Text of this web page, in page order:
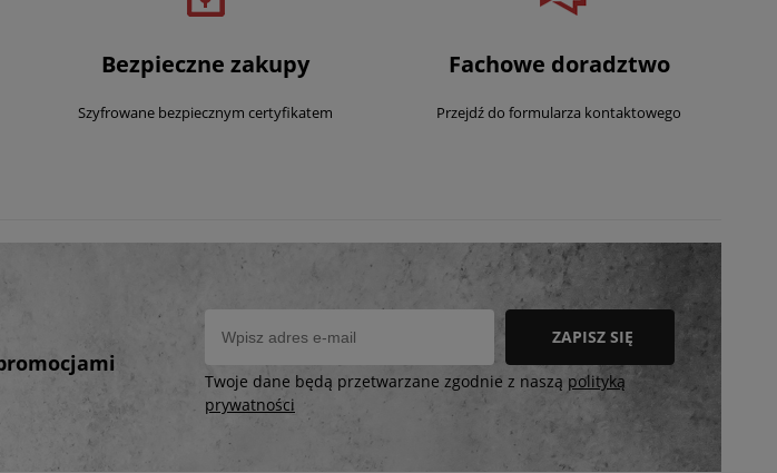
Bezpieczne zakupy
Szyfrowane bezpiecznym certyfikatem
Fachowe doradztwo
Przejdź do formularza kontaktowego
ZAPISZ SIĘ
Twoje dane będą przetwarzane zgodnie z naszą polityką
prywatności